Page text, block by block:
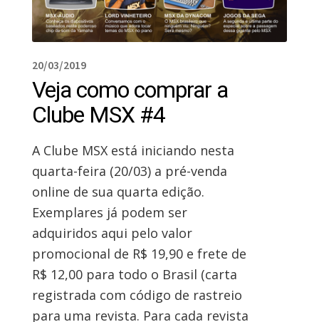
20/03/2019
Veja como comprar a
Clube MSX #4
A Clube MSX está iniciando nesta
quarta-feira (20/03) a pré-venda
online de sua quarta edição.
Exemplares já podem ser
adquiridos aqui pelo valor
promocional de R$ 19,90 e frete de
R$ 12,00 para todo o Brasil (carta
registrada com código de rastreio
para uma revista. Para cada revista